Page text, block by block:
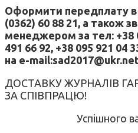
Оформити передплату
(0362) 60 88 21, а також
менеджером за тел: +38
491 66 92, +38 095 921 04
на e-mail:sad2017@ukr.net
ДОСТАВКУ ЖУРНАЛІВ
ЗА СПІВПРАЦЮ!
Успішного